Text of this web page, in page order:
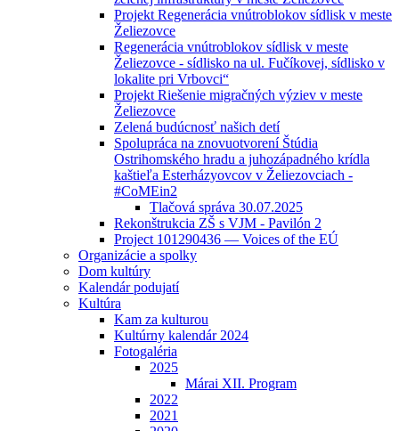
Projekt Regenerácia vnútroblokov sídlisk v meste
Želiezovce
Regenerácia vnútroblokov sídlisk v meste
Želiezovce - sídlisko na ul. Fučíkovej, sídlisko v
lokalite pri Vrbovci“
Projekt Riešenie migračných výziev v meste
Želiezovce
Zelená budúcnosť našich detí
Spolupráca na znovuotvorení Štúdia
Ostrihomského hradu a juhozápadného krídla
kaštieľa Esterházyovcov v Želiezovciach -
#CoMEin2
Tlačová správa 30.07.2025
Rekonštrukcia ZŠ s VJM - Pavilón 2
Project 101290436 — Voices of the EÚ
Organizácie a spolky
Dom kultúry
Kalendár podujatí
Kultúra
Kam za kulturou
Kultúrny kalendár 2024
Fotogaléria
2025
Márai XII. Program
2022
2021